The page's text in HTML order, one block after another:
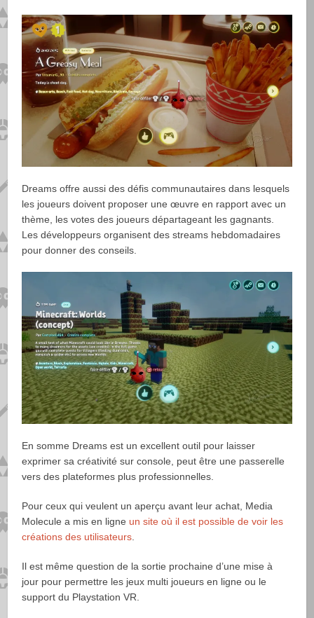
Dreams offre aussi des défis communautaires dans lesquels
les joueurs doivent proposer une œuvre en rapport avec un
thème, les votes des joueurs départageant les gagnants.
Les développeurs organisent des streams hebdomadaires
pour donner des conseils.
En somme Dreams est un excellent outil pour laisser
exprimer sa créativité sur console, peut être une passerelle
vers des plateformes plus professionnelles.
Pour ceux qui veulent un aperçu avant leur achat, Media
Molecule a mis en ligne un site où il est possible de voir les
créations des utilisateurs
Il est même question de la sortie prochaine d’une mise à
jour pour permettre les jeux multi joueurs en ligne ou le
support du Playstation VR.